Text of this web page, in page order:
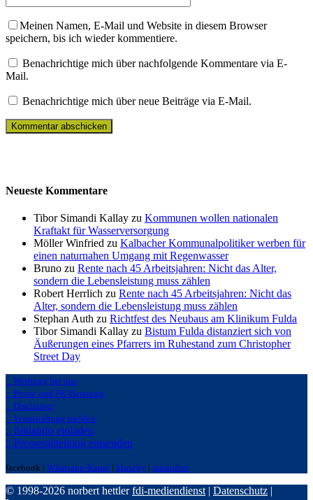
Meinen Namen, E-Mail und Website in diesem Browser
speichern, bis ich wieder kommentiere.
Benachrichtige mich über nachfolgende Kommentare via E-
Mail.
Benachrichtige mich über neue Beiträge via E-Mail.
Neueste Kommentare
Tibor Simandi Kallay zu Kommunen wollen nationalen
Kraftakt für Wasserversorgung
Möller Winfried zu Kalbacher Kommunalpolitiker werben für
einen naturnahen Umgang mit Regenwasser
Bruno zu Rente nach 45 Arbeitsjahren: Nicht das Alter,
sondern die Lebensleistung muss zählen
Robert Herrlich zu Rente nach 45 Arbeitsjahren: Nicht das
Alter, sondern die Lebensleistung muss zählen
Stephan Auth zu Richtfest des Neubaus am Klinikum Fulda
Tibor Simandi Kallay zu Bistum Fulda distanziert sich von
Äußerungen eines Pfarrers im Ruhestand zum Christopher
Street Day
:: Werbung bei uns
:: Presse und PR-Beratung
:: Disclaimer
:: Veranstaltung melden
:: fuldainfo einladen
:: Pressemitteilung einsenden
facebook | Whatsapp-Kanal | bluseky | mastodon
© 1998-2026 norbert hettlerfdi-mediendienst | Datenschutz |